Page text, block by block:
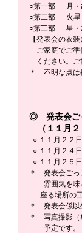
○第一部  　月・
○第二部  　火
○第三部  　星・
【発表会の衣装
ご家庭でご準
ください。ご
＊　不明な点は
◎　発表会ご
（１１月２
○ １１月２
○ １１月２
○ １１月２
＊　発表会ご
雰囲気を味わ
座る
＊　発表会係
＊　写真撮影
予定です。